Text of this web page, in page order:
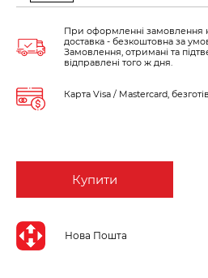
Купити
Нова Пошта
При оформленні замовлення
доставка - безкоштовна за
Замовлення, отримані та
відправлені того ж дня.
Карта Visa / Mastercard,